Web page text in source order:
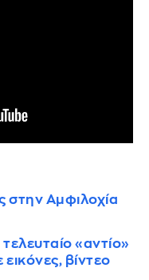
στην Αμφιλοχία
«αντίο»
βίντεο